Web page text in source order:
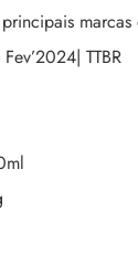
TTBR